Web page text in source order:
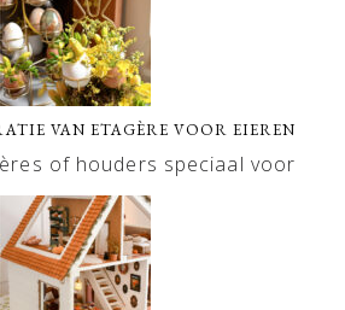
VAN ETAGÈRE VOOR EIEREN
of houders speciaal voor